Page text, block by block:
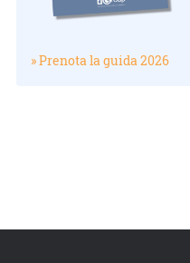
» Prenota la guida 2026